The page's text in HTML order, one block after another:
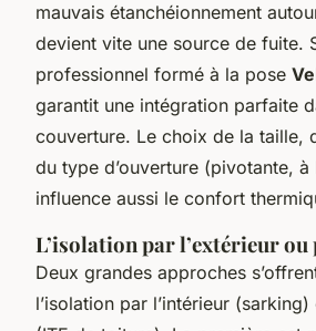
mauvais étanchéionnement
devient vite une source de fuite.
professionnel formé à la pose
garantit une intégration parfaite
couverture. Le choix de la taille,
du type d’ouverture (pivotante, à
influence aussi le confort
L’isolation par l’extérieur
Deux grandes approches
l’isolation par l’intérieur